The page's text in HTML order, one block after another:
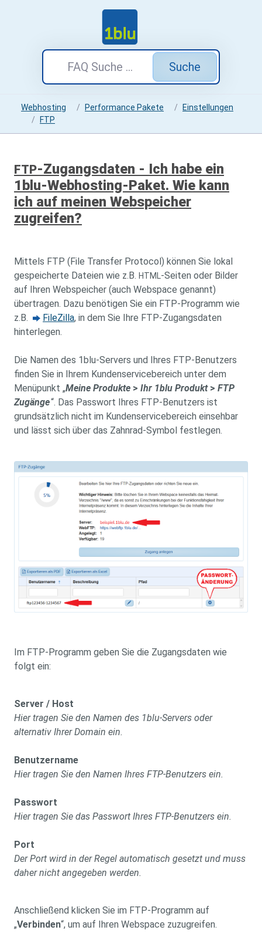
Suche
Webhosting Performance Pakete
Einstellungen
FTP
FTP-Zugangsdaten - Ich habe ein
1blu-Webhosting-Paket. Wie kann
ich auf meinen Webspeicher
zugreifen?
Mittels FTP (File Transfer Protocol) können Sie lokal
gespeicherte Dateien wie z.B. HTML-Seiten oder Bilder
auf Ihren Webspeicher (auch Webspace genannt)
übertragen. Dazu benötigen Sie ein FTP-Programm wie
z.B.
FileZilla, in dem Sie Ihre FTP-Zugangsdaten
hinterlegen.
Die Namen des 1blu-Servers und Ihres FTP-Benutzers
finden Sie in Ihrem Kundenservicebereich unter dem
Menüpunkt „Meine Produkte > Ihr 1blu Produkt > FTP
Zugänge“. Das Passwort Ihres FTP-Benutzers ist
grundsätzlich nicht im Kundenservicebereich einsehbar
und lässt sich über das Zahnrad-Symbol festlegen.
Im FTP-Programm geben Sie die Zugangsdaten wie
folgt ein:
Server / Host
Hier tragen Sie den Namen des 1blu-Servers oder
alternativ Ihrer Domain ein.
Benutzername
Hier tragen Sie den Namen Ihres FTP-Benutzers ein.
Passwort
Hier tragen Sie das Passwort Ihres FTP-Benutzers ein.
Port
Der Port wird in der Regel automatisch gesetzt und muss
daher nicht angegeben werden.
Anschließend klicken Sie im FTP-Programm auf
„Verbinden“, um auf Ihren Webspace zuzugreifen.